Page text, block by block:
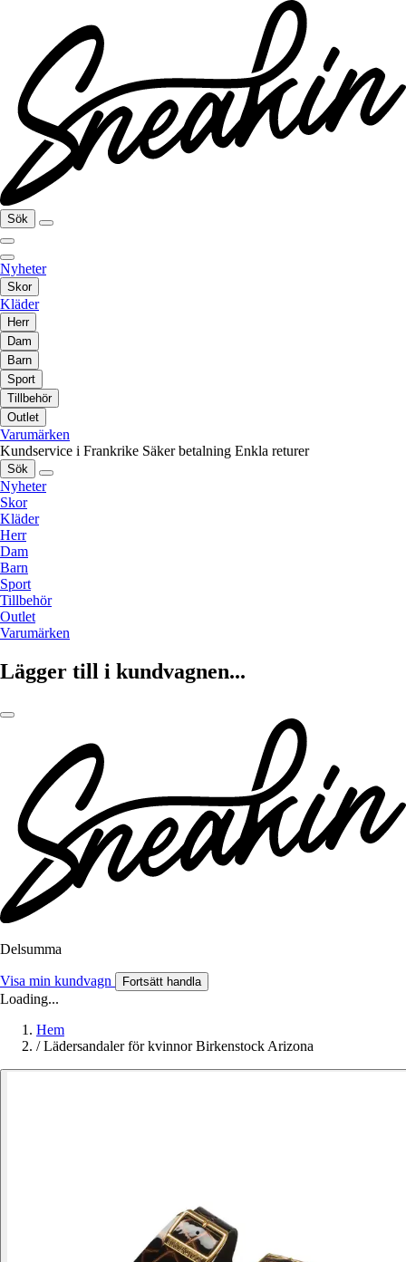
Sök
Nyheter
Skor
Kläder
Herr
Dam
Barn
Sport
Tillbehör
Outlet
Varumärken
Kundservice i Frankrike Säker betalning Enkla returer
Sök
Nyheter
Skor
Kläder
Herr
Dam
Barn
Sport
Tillbehör
Outlet
Varumärken
Lägger till i kundvagnen...
Delsumma
Visa min kundvagn Fortsätt handla
Loading...
Hem
/ Lädersandaler för kvinnor Birkenstock Arizona